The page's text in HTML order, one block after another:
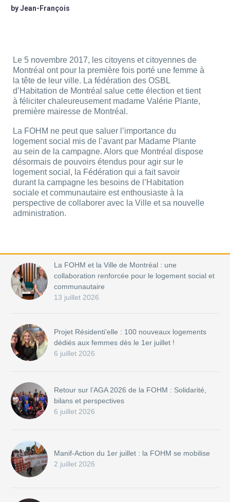
by Jean-François
Le 5 novembre 2017, les citoyens et citoyennes de
Montréal ont pour la première fois porté une femme à
la tête de leur ville. La fédération des OSBL
d’Habitation de Montréal salue cette élection et tient
à féliciter chaleureusement madame Valérie Plante,
première mairesse de Montréal.
La FOHM ne peut que saluer l’importance du
logement social mis de l’avant par Madame Plante
au sein de la campagne. Alors que Montréal dispose
désormais de pouvoirs étendus pour agir sur le
logement social, la Fédération qui a fait savoir
durant la campagne les besoins de l’Habitation
sociale et communautaire est enthousiaste à la
perspective de collaborer avec la Ville et sa nouvelle
administration.
La FOHM et la Ville de Montréal : une
collaboration renforcée pour le logement social et
communautaire
13 juillet 2026
Projet Résidenti’elle : 100 nouveaux logements
dédiés aux femmes dès le 1er juillet !
6 juillet 2026
Retour sur l’AGA 2026 de la FOHM : Solidarité,
bilans et perspectives
6 juillet 2026
Manif-Action du 1er juillet : la FOHM se mobilise
2 juillet 2026